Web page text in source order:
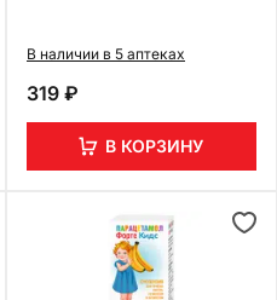
В наличии в 5 аптеках
319 ₽
В КОРЗИНУ